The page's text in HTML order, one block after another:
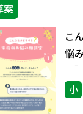
案
こ
悩
ス】
小